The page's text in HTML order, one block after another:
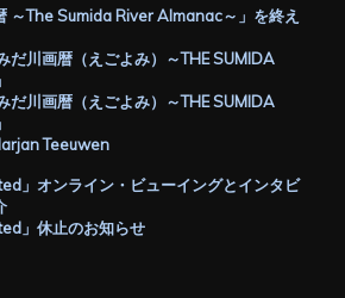
～The Sumida River Almanac～」を終え
だ川画暦（えごよみ）～THE SUMIDA
だ川画暦（えごよみ）～THE SUMIDA
Teeuwen
」オンライン・ビューイングとインタビ
」休止のお知らせ